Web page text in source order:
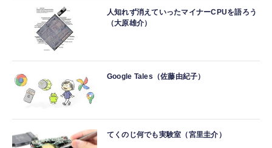
人知れず消えていったマイナーCPUを語ろう
（大原雄介）
Google Tales（佐藤由紀子）
てくのじ何でも実験室（宮里圭介）